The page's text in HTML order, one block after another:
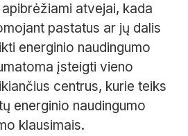
atvejai, kada
pastatus ar jų dalis
energinio naudingumo
įsteigti vieno
centrus, kurie teiks
energinio naudingumo
klausimais.